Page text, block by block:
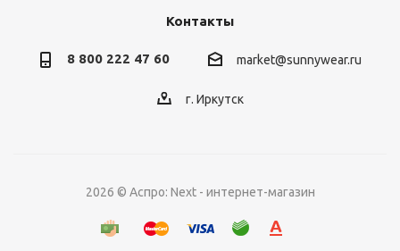
Контакты
8 800 222 47 60 market@sunnywear.ru
г. Иркутск
2026 © Аспро: Next - интернет-магазин